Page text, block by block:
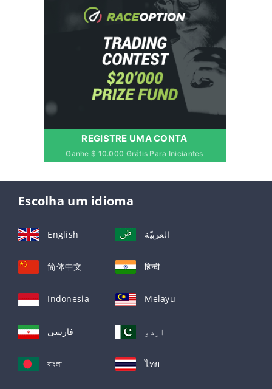
REGISTRE UMA CONTA
Ganhe $ 10.000 Grátis Para Iniciantes
Escolha um idioma
English العربيّة
简体中文 हिन्दी
Indonesia Melayu
فارسی اردو
বাংলা ไทย